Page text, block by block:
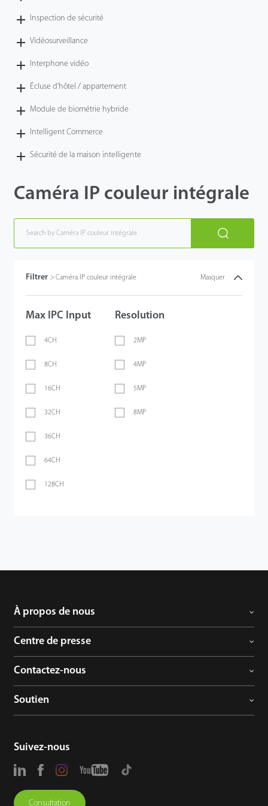
Inspection de sécurité
Vidéosurveillance
Interphone vidéo
Écluse d’hôtel / appartement
Module de biométrie hybride
Intelligent Commerce
Sécurité de la maison intelligente
Caméra IP couleur intégrale
Filtrer > Caméra IP couleur intégrale Masquer
Max IPC Input
4CH
8CH
16CH
32CH
36CH
64CH
128CH
Resolution
2MP
4MP
5MP
8MP
À propos de nous
Centre de presse
Contactez-nous
Soutien
Suivez-nous
Consultation